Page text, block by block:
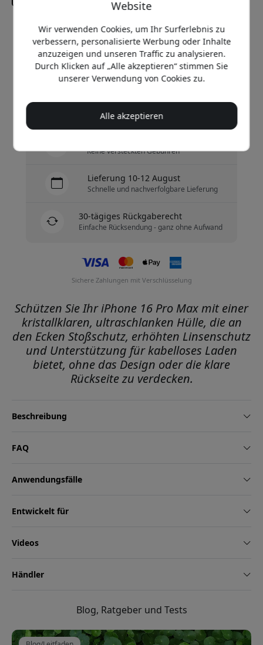
Empfohlener Preis
29.95 EUR
Jetzt kaufen
Keine versteckten Gebühren
Lieferung 10-12 August
Schnelle und nachverfolgbare Lieferung
30-tägiges Rückgaberecht
Einfache Rücksendung - ganz ohne Aufwand
Sichere Zahlungen mit Verschlüsselung
Schützen Sie Ihr iPhone 16 Pro Max mit einer
kristallklaren, ultraschlanken Hülle, die an
den Ecken Stoßschutz, erhöhten Linsenschutz
und Unterstützung für kabelloses Laden
bietet, ohne das Design oder die klare
Rückseite zu verdecken.
Beschreibung
FAQ
Anwendungsfälle
Entwickelt für
Videos
Händler
Blog, Ratgeber und Tests
Website
Wir verwenden Cookies, um Ihr Surferlebnis zu
verbessern, personalisierte Werbung oder Inhalte
anzuzeigen und unseren Traffic zu analysieren.
Durch Klicken auf „Alle akzeptieren“ stimmen Sie
unserer Verwendung von Cookies zu.
Alle akzeptieren